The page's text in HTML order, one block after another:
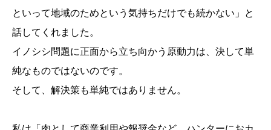
といって地域のためという気持ちだけでも続かない」と
話してくれました。
イノシシ問題に正面から立ち向かう原動力は、決して単
純なものではないのです。
そして、解決策も単純ではありません。